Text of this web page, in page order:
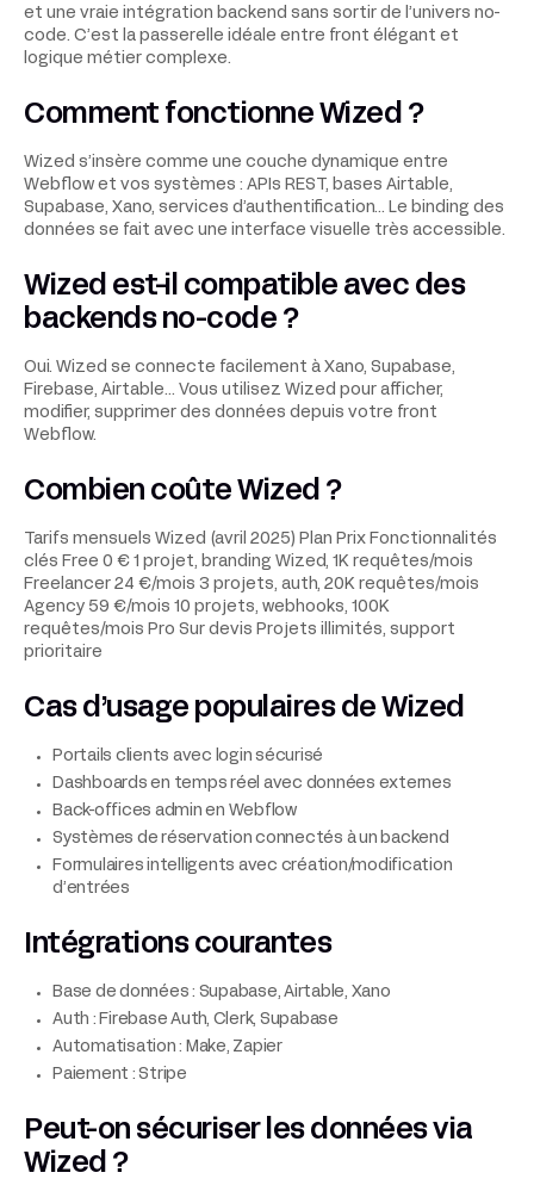
et une vraie intégration backend sans sortir de l’univers no-
code. C’est la passerelle idéale entre front élégant et
logique métier complexe.
Comment fonctionne Wized ?
Wized s’insère comme une couche dynamique entre
Webflow et vos systèmes : APIs REST, bases Airtable,
Supabase, Xano, services d’authentification... Le binding des
données se fait avec une interface visuelle très accessible.
Wized est-il compatible avec des
backends no-code ?
Oui. Wized se connecte facilement à Xano, Supabase,
Firebase, Airtable... Vous utilisez Wized pour afficher,
modifier, supprimer des données depuis votre front
Webflow.
Combien coûte Wized ?
Tarifs mensuels Wized (avril 2025) Plan Prix Fonctionnalités
clés Free 0 € 1 projet, branding Wized, 1K requêtes/mois
Freelancer 24 €/mois 3 projets, auth, 20K requêtes/mois
Agency 59 €/mois 10 projets, webhooks, 100K
requêtes/mois Pro Sur devis Projets illimités, support
prioritaire
Cas d’usage populaires de Wized
Portails clients avec login sécurisé
Dashboards en temps réel avec données externes
Back-offices admin en Webflow
Systèmes de réservation connectés à un backend
Formulaires intelligents avec création/modification
d’entrées
Intégrations courantes
Base de données : Supabase, Airtable, Xano
Auth : Firebase Auth, Clerk, Supabase
Automatisation : Make, Zapier
Paiement : Stripe
Peut-on sécuriser les données via
Wized ?